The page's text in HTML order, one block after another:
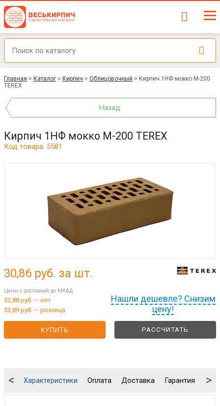
Главная > Каталог > Кирпич > Облицовочный > Кирпич 1НФ мокко М-200
TEREX
Назад
Кирпич 1НФ мокко М-200 TEREX
Код товара: 5581
Нашли дешевле? Снизим
цену!
30,86 руб. за шт.
Цены с доставкой до МКАД
32,88 руб. — опт
33,89 руб. — розница
КУПИТЬ РАССЧИТАТЬ
Характеристики Оплата Доставка Гарантия
< >